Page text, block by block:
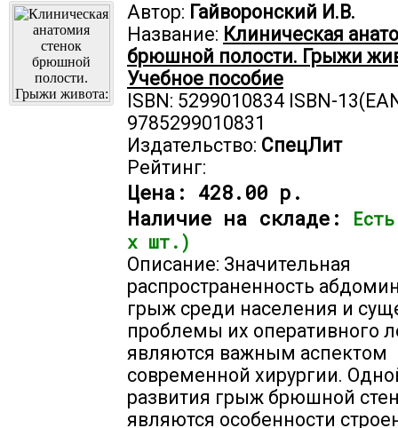
Автор: Гайворонский И.В.
Название: Клиническая
брюшной полости. Грыжи
Учебное пособие
ISBN: 5299010834 ISBN-
9785299010831
Издательство: СпецЛит
Рейтинг:
Цена: 428.00 р.
Наличие на складе:
х шт.)
Описание: Значительная
распространенность
грыж среди населения и
проблемы их оперативного
являются важным аспектом
современной хирургии.
развития грыж брюшной
являются особенности